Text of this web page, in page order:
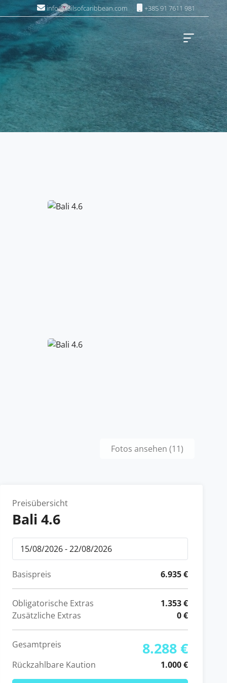
info@sailsofcaribbean.com +385 91 7611 981
Fotos ansehen (11)
Preisübersicht
Bali 4.6
Basispreis 6.935 €
Obligatorische Extras
1.353 €
Zusätzliche Extras
0 €
Gesamtpreis 8.288 €
Rückzahlbare Kaution 1.000 €